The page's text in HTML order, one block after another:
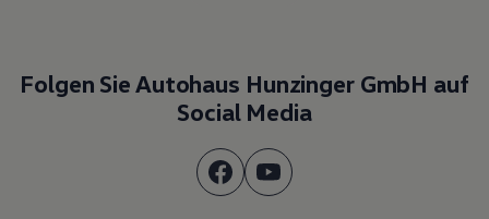
Folgen Sie Autohaus Hunzinger GmbH auf
Social Media